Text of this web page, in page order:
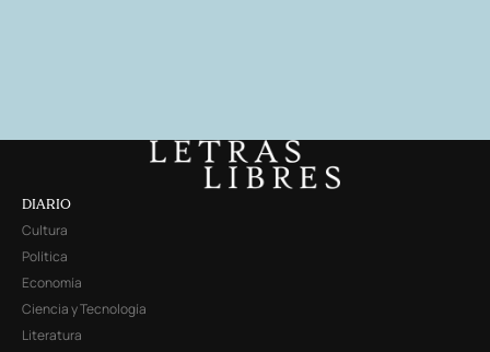
DIARIO
Cultura
Política
Economía
Ciencia y Tecnología
Literatura